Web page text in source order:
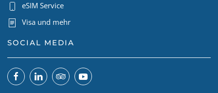
eSIM Service
Visa und mehr
SOCIAL MEDIA